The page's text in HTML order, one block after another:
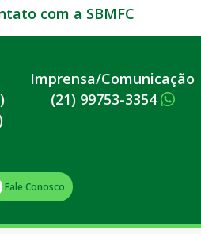
com a SBMFC
Imprensa/Comunicação
(21) 99753-3354
Fale Conosco